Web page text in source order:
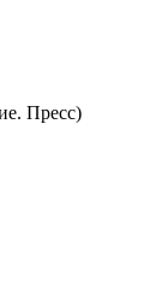
Пресс)